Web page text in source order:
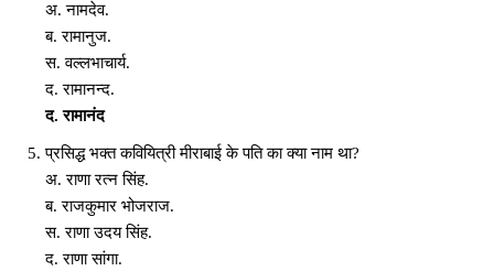
अ. नामदेव.
ब. रामानुज.
स. वल्लभाचार्य.
द. रामानन्द.
द. रामानंद
प्रसिद्ध भक्त कवियित्री मीराबाई के पति का क्या नाम था?
अ. राणा रत्न सिंह.
ब. राजकुमार भोजराज.
स. राणा उदय सिंह.
द. राणा सांगा.